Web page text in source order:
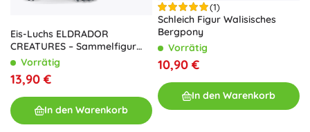
Eis-Luchs ELDRADOR
CREATURES – Sammelfigur
für Kinder von 7–12 Jahren
Vorrätig
13,90 €
In den Warenkorb
(1)
Schleich Figur Walisisches
Bergpony
Vorrätig
10,90 €
In den Warenkorb